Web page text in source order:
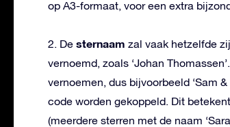
op A3-formaat, voor een extra
2. De sternaam zal vaak hetzelfde
vernoemd, zoals ‘Johan
vernoemen, dus bijvoorbeeld ‘Sam
code worden gekoppeld. Dit
(meerdere sterren met de naam